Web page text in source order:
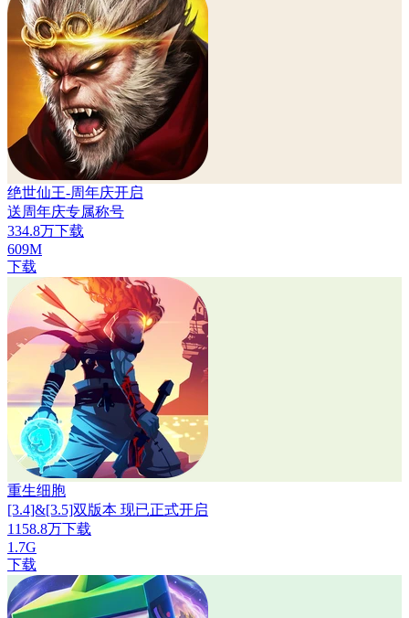
绝世仙王-周年庆开启
送周年庆专属称号
334.8万下载
609M
下载
重生细胞
[3.4]&[3.5]双版本 现已正式开启
1158.8万下载
1.7G
下载